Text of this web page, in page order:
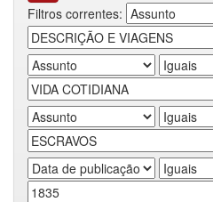
Filtros correntes: